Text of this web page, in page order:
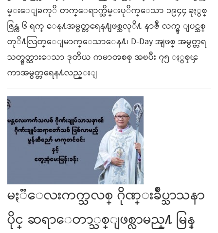
မ္းေျခကုိ တက္ေရာက္သိမ္းပုိက္ေသာ ၁၉၄၄ ခုႏွစ္
ဇြန္လ ၆ ရက္ ေန႔အမွတ္တရေန႔ျဖစ္သလုိ႔ နာဇီ လက္မွ ျပင္သစ္
တုိ႔လြတ္ေျမာက္ေသာေန႔၊ D-Day အျဖစ္ အမွတ္တရ
သတ္မွတ္ထားေသာ ဒုတိယ ကမာၻစစ္ အၿပီး ၇၅ ႏွစ္ၾ
ကာအမွတ္တရေန႔လည္းျ
မႏၱေလးကက္သလစ္ ဂိုဏ္းခ်ဳပ္သာသနာ
ပိုင္ ဆရာေတာ္သစ္ျဖစ္လာမည္႔ မြန္